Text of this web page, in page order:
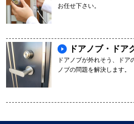
お任せ下さい。
ドアノブ・ドア
ドアノブが外れそう、ドア
ノブの問題を解決します。